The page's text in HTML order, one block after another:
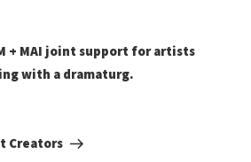
+ MAI joint support for artists
with a dramaturg.
Creators